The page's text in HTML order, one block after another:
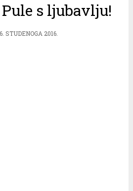
s ljubavlju!
STUDENOGA 2016.